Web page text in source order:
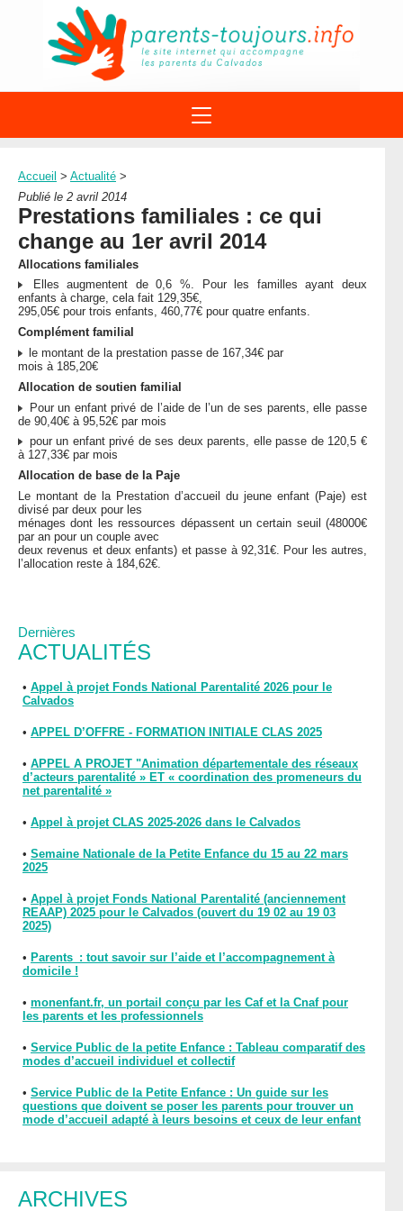
À PROPOS DU REAAP
1ÈRE VISITE
AGENDA
DISPOSITIFS PARENTALITÉ
SITES INTERNET
NUMÉROS VERTS
LEXIQUE
LETTRES D’INFO
MENTIONS LÉGALES
CONTACT
STRUCTURES
DOCUMENTS
FORMATIONS
Dernières
ACTUALITÉS
• Appel à projet Fonds National Parentalité 2026 pour le
Calvados
• APPEL D’OFFRE - FORMATION INITIALE CLAS 2025
• APPEL A PROJET "Animation départementale des réseaux
d’acteurs parentalité » ET « coordination des promeneurs du
net parentalité »
• Appel à projet CLAS 2025-2026 dans le Calvados
• Semaine Nationale de la Petite Enfance du 15 au 22 mars
2025
• Appel à projet Fonds National Parentalité (anciennement
REAAP) 2025 pour le Calvados (ouvert du 19 02 au 19 03
2025)
• Parents : tout savoir sur l’aide et l’accompagnement à
domicile !
• monenfant.fr, un portail conçu par les Caf et la Cnaf pour
les parents et les professionnels
• Service Public de la petite Enfance : Tableau comparatif des
modes d’accueil individuel et collectif
• Service Public de la Petite Enfance : Un guide sur les
questions que doivent se poser les parents pour trouver un
mode d’accueil adapté à leurs besoins et ceux de leur enfant
ARCHIVES
Accueil > Actualité >
Publié le 2 avril 2014
Prestations familiales : ce qui
change au 1er avril 2014
Allocations familiales
Elles augmentent de 0,6 %. Pour les familles ayant deux
enfants à charge, cela fait 129,35€,
295,05€ pour trois enfants, 460,77€ pour quatre enfants.
Complément familial
le montant de la prestation passe de 167,34€ par
mois à 185,20€
Allocation de soutien familial
Pour un enfant privé de l’aide de l’un de ses parents, elle passe
de 90,40€ à 95,52€ par mois
pour un enfant privé de ses deux parents, elle passe de 120,5 €
à 127,33€ par mois
Allocation de base de la Paje
Le montant de la Prestation d’accueil du jeune enfant (Paje) est
divisé par deux pour les
ménages dont les ressources dépassent un certain seuil (48000€
par an pour un couple avec
deux revenus et deux enfants) et passe à 92,31€. Pour les autres,
l’allocation reste à 184,62€.